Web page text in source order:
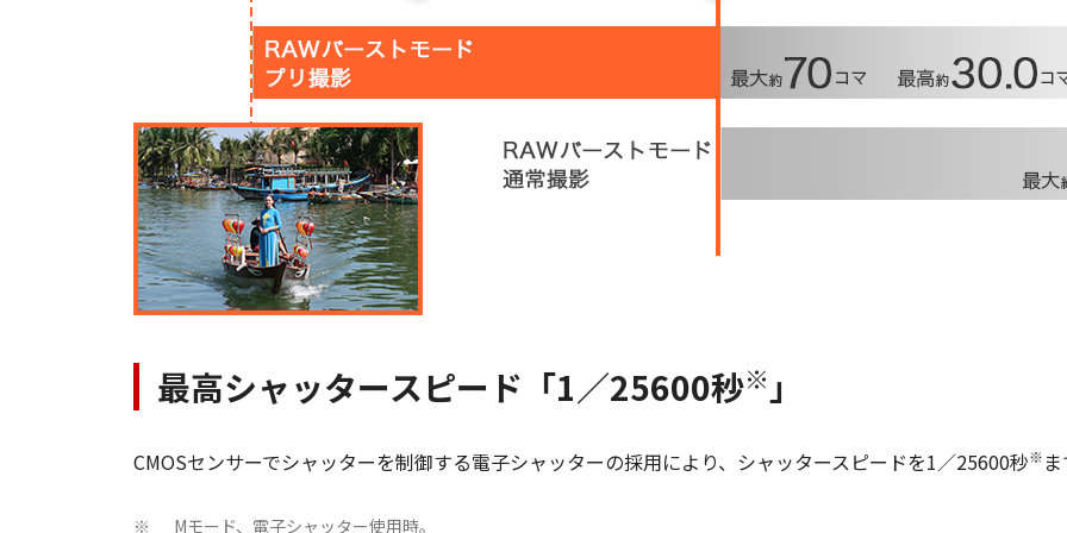
最高シャッタースピード「1／25600秒※」
CMOSセンサーでシャッターを制御する電子シャッターの採用により、シャッタースピードを1／25600秒※
※ Mモード、電子シャッター使用時。